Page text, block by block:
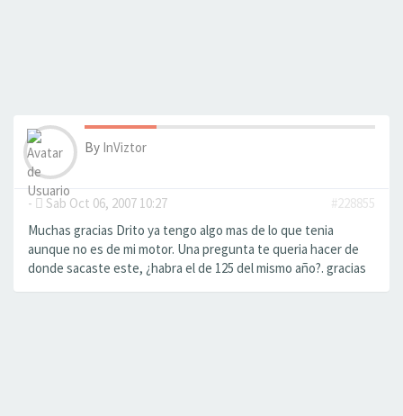
By InViztor
- Sab Oct 06, 2007 10:27
#228855
Muchas gracias Drito ya tengo algo mas de lo que tenia
aunque no es de mi motor. Una pregunta te queria hacer de
donde sacaste este, ¿habra el de 125 del mismo año?. gracias